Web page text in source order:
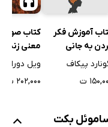
آموزش فکر
به جانی
پیکاف
ت
کتاب صوتی
معنی زندگی
ویل دورانت
۲۰۲,۰۰۰ ت
بکت